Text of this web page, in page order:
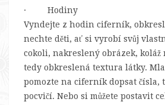
· Hodiny
Vyndejte z hodin ciferník,
nechte děti, ať si vyrobí svůj
cokoli, nakreslený obrázek, koláž
tedy obkreslená textura látky.
pomozte na ciferník dopsat čísla,
pocvičí. Nebo si můžete postavit